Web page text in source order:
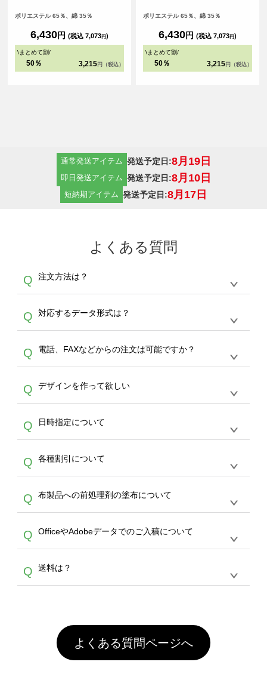
ポリエステル 65％、綿 35％
6,430円 (税込 7,073円)
\まとめて割/
50％ 3,215 円（税込）
ポリエステル 65％、綿 35％
6,430円 (税込 7,073円)
\まとめて割/
50％ 3,215 円（税込）
通常発送アイテム 発送予定日:8月19日
即日発送アイテム 発送予定日:8月10日
短納期アイテム 発送予定日:8月17日
よくある質問
Q 注文方法は？
A
生産にて承っております。デザインツールから
デザインの作成から決済まで完了できます。
30枚以上やシルク印刷など、大口注文の場合
は、サポートが担当するエコバッグコンシェル
やタンブラーコンシェルをご利用ください。製
作する数量が多ければ多いほど、オンデマンド
サービスよりも低価格で製作することが可能で
す。
Q 対応するデータ形式は？
A
ドできるデータ形式は、JPG / PNG / AI / PSD /
PDF 形式になります。データの最大サイズ
写真などもアップロード可能です。使用できな
い画像はエラーになります。（※ Illustratorか
らの直接入稿には対応していません。AIで保存
し、デザインツールからアップロードして下さ
い）
Q 電話、FAXなどからの注文は可能ですか？
A
文のみ受け付けております。30個以上のご製
作をお考えの方は、サポートが担当するエコバ
スをご利用頂ければ、電話やFAX、メールなど
でご注文が可能です。
Q デザインを作って欲しい
A
を作って欲しい。などの場合は、製作数量が
30個以上であれば、サポート担当が、デザイ
バッグコンシェル
サー
ビスをご利用ください。(※ 30個以下の場合
は、デザインツールをご利用ください)
Q 日時指定について
A
ん。発送後18時以降に配送業者・伝票番号を
メールでお知らせいたしますので、直接配送業
者にご連絡いただき調整をお願い致します。
Q 各種割引について
A
カート内で自動的に割引(最大50%)が適用され
ます。 【付与ポイント】購入金額の1％が1ポ
イントとして付与され、次回ご注文時に1ポイ
ント＝1円としてお使いいただけます。ポイン
トは発送完了の翌日に付与され、次回ご注文時
からご利用頂けます。ポイントの有効期限は一
年間です。【会員ランク】過去10カ月のご注
文回数により会員ランク割引(最大5%)が適用
頂いても、ログインがされていなければ、ラン
クにカウントがされません。
Q 布製品への前処理剤の塗布について
A
意点（前処理剤）】カラー生地（Tシャツのホ
ワイト、トートバッグのナチュラル、ホワイト
といって、プリントを定着させるための処理剤
を塗布しており、短納期・低価格で商品をお届
害な性質で、水洗いで落とすことが可能です。
お手数ですが、お客様ご自身にて着用前に落と
していただけますようお願いいたします。※1
通常注文・直送機能でのご注文に関わらず、前
Q OfficeやAdobeデータでのご入稿について
A
ません。いずれのデータも該当デザインのみ画
像(JPEG,PNG,GIF,PDF)に変換、またはAdobe
Q 送料は？
引」などによるお値引きで4,000円未満になる
場合は送料がかかりますので、ご注意くださ
い。
よくある質問ページへ